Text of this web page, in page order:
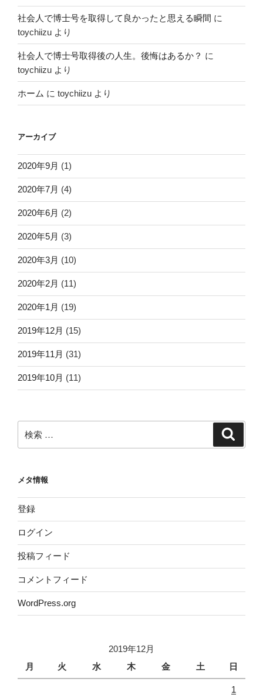
社会人で博士号を取得して良かったと思える瞬間 に
toychiizu より
社会人で博士号取得後の人生。後悔はあるか？ に
toychiizu より
ホーム に toychiizu より
アーカイブ
2020年9月 (1)
2020年7月 (4)
2020年6月 (2)
2020年5月 (3)
2020年3月 (10)
2020年2月 (11)
2020年1月 (19)
2019年12月 (15)
2019年11月 (31)
2019年10月 (11)
索:
メタ情報
登録
ログイン
投稿フィード
コメントフィード
WordPress.org
2019年12月
月
火 水 木 金 土 日
1